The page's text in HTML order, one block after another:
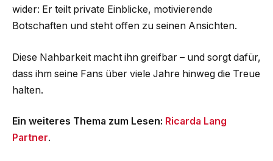
wider: Er teilt private Einblicke, motivierende
Botschaften und steht offen zu seinen Ansichten.
Diese Nahbarkeit macht ihn greifbar – und sorgt dafür,
dass ihm seine Fans über viele Jahre hinweg die Treue
halten.
Ein weiteres Thema zum Lesen: Ricarda Lang
Partner.